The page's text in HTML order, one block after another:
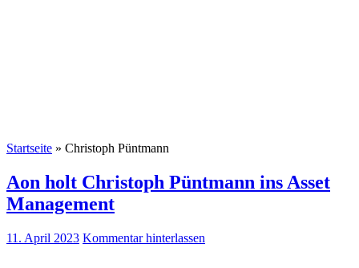
Startseite » Christoph Püntmann
Aon holt Christoph Püntmann ins Asset
Management
11. April 2023 Kommentar hinterlassen